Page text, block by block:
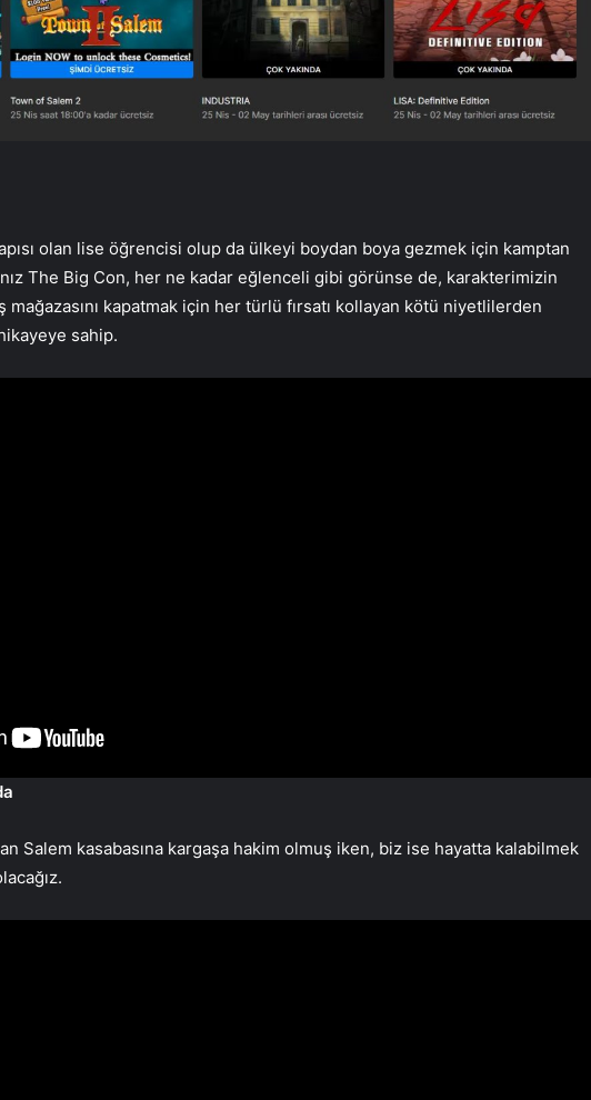
olan lise öğrencisi olup da ülkeyi boydan boya gezmek için kamptan
The Big Con, her ne kadar eğlenceli gibi görünse de, karakterimizin
kapatmak için her türlü fırsatı kollayan kötü niyetlilerden
sahip.
Salem kasabasına kargaşa hakim olmuş iken, biz ise hayatta kalabilmek